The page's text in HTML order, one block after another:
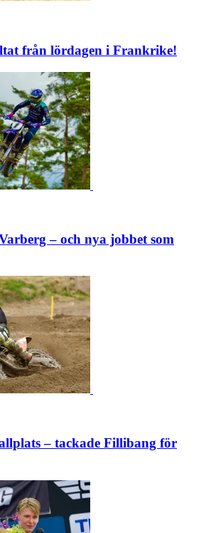
från lördagen i Frankrike!
– och nya jobbet som
– tackade Fillibang för